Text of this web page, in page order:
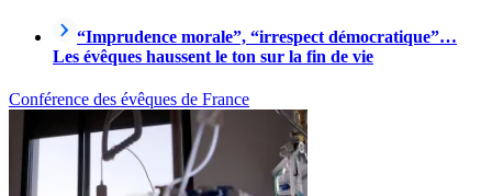
“Imprudence morale”, “irrespect démocratique”…
Les évêques haussent le ton sur la fin de vie
Conférence des évêques de France